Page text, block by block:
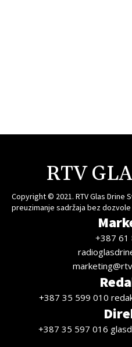
RTV
Copyright © 2021. RTV Glas Drine
preuzimanje sadržaja bez dozvole
+387 61
+387 35 599 010
+387 35 597 016